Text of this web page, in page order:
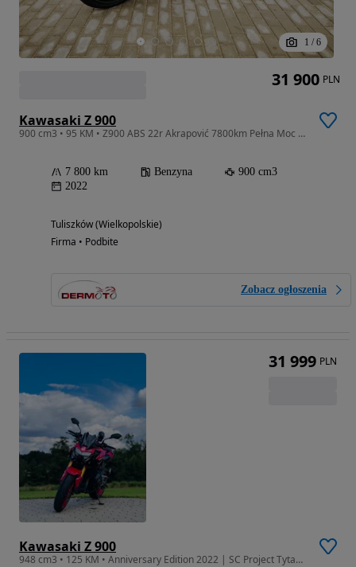
1 / 6
Kawasaki Z 900
900 cm3 • 95 KM • Z900 ABS 22r Akrapović 7800km Pełna Moc Raty Kredyt Transport
7 800 km Benzyna
900 cm3
2022
Tuliszków (Wielkopolskie)
Firma • Podbite
Zobacz ogłoszenia
31 900 PLN
Kawasaki Z 900
948 cm3 • 125 KM • Anniversary Edition 2022 | SC Project Tytanowy
31 999 PLN